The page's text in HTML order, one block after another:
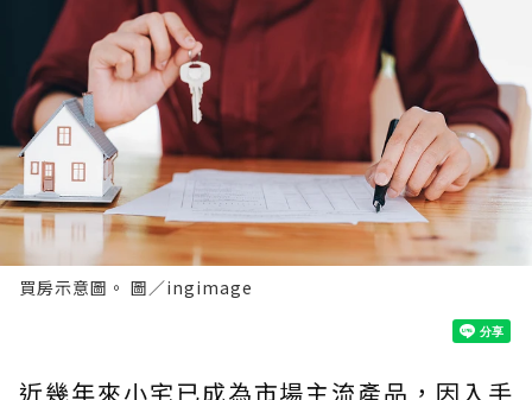
買房示意圖。 圖／ingimage
近幾年來小宅已成為市場主流產品，因入手